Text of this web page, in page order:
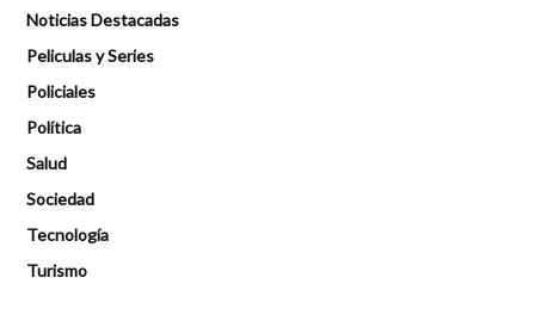
Noticias Destacadas
Peliculas y Series
Policiales
Política
Salud
Sociedad
Tecnología
Turismo